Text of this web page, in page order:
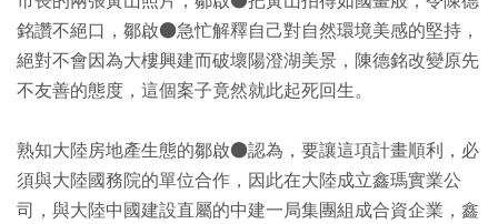
銘讚不絕口，鄒啟●急忙解釋自己對自然環境美感的堅持，
絕對不會因為大樓興建而破壞陽澄湖美景，陳德銘改變原先
不友善的態度，這個案子竟然就此起死回生。
熟知大陸房地產生態的鄒啟●認為，要讓這項計畫順利，必
須與大陸國務院的單位合作，因此在大陸成立鑫瑪實業公
司，與大陸中國建設直屬的中建一局集團組成合資企業，鑫